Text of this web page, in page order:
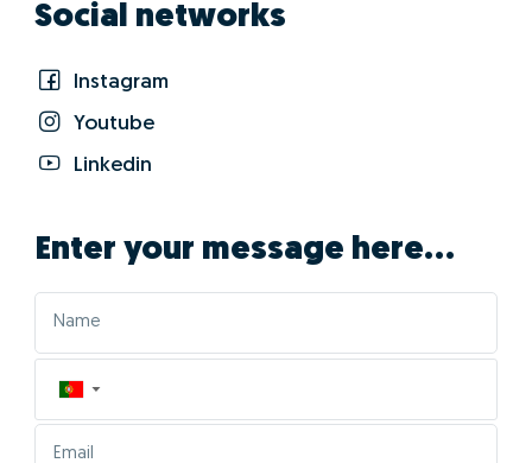
Social networks
Instagram
Youtube
Linkedin
Enter your message here...
▼